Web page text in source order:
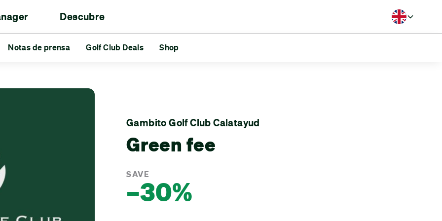
de prensa Golf Club Deals Shop
Torneos Reds vs Blues Amigos
los golfistas
Descubre
Notas de prensa Golf Club Deals Shop
Gambito Golf Club Calatayud
Green fee
SAVE
–30%